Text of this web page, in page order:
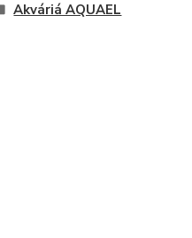
Akváriá AQUAEL